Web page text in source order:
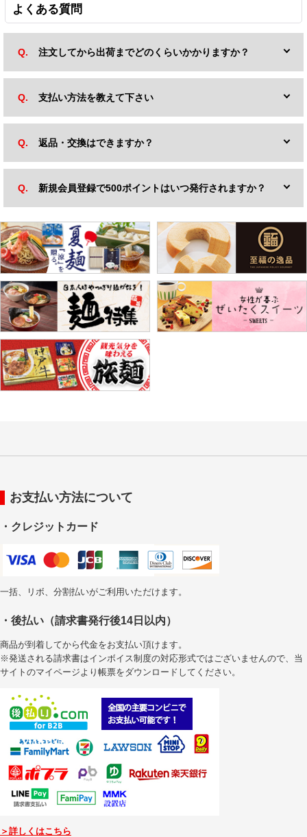
よくある質問
注文してから出荷までどのくらいかかりますか？
支払い方法を教えて下さい
返品・交換はできますか？
新規会員登録で500ポイントはいつ発行されますか？
お支払い方法について
・クレジットカード
一括、リボ、分割払いがご利用いただけます。
・後払い（請求書発行後14日以内）
商品が到着してから代金をお支払い頂けます。
※発送される請求書はインボイス制度の対応形式ではございませんので、当
サイトのマイページより帳票をダウンロードしてください。
＞詳しくはこちら